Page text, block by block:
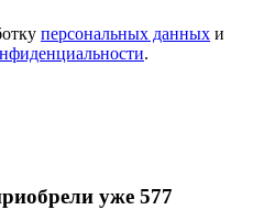
персональных данных и
.
уже 577